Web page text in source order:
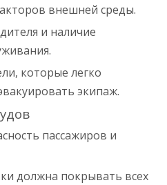
внешней среды.
и наличие
которые легко
экипаж.
пассажиров и
должна покрывать всех